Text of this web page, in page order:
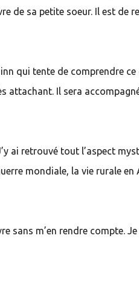
de sa petite soeur. Il est de
qui tente de comprendre ce
attachant. Il sera
ai retrouvé tout l’aspect
mondiale, la vie rurale en
sans m’en rendre compte. Je